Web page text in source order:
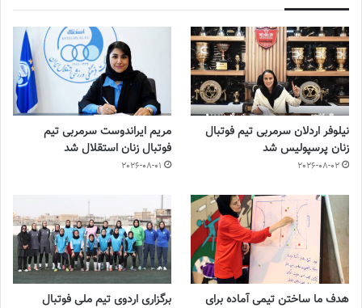
نیلوفر اردلان سرمربی تیم فوتبال
زنان پرسپولیس شد
2026-08-02
مریم ایراندوست سرمربی تیم
فوتبال زنان استقلال شد
2026-08-01
هدف ما ساختن تیمی آماده برای
برگزاری اردوی تیم ملی فوتبال